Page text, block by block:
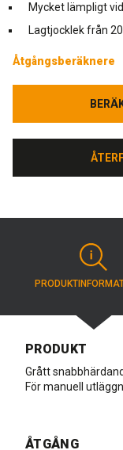
Mycket lämpligt
Lagtjocklek från
Åtgångsberäknere
PRODUKT
Grått
För manuell
ÅTGÅNG